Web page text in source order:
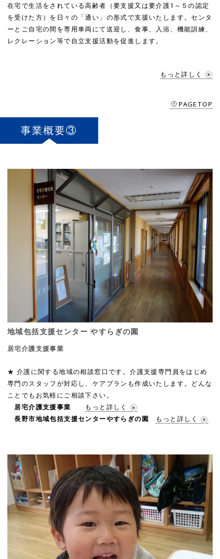
在宅で生活をされている高齢者（要支援又は要介護1～５の認定
を受けた方）を日々の「通い」の形式で支援いたします。センタ
ーとご自宅の間を専用車両にて送迎し、食事、入浴、機能訓練、
レクレーション等で自立支援活動を促進します。
もっと詳しく
PAGETOP
事業概要③
地域包括支援センター やすらぎの園
居宅介護支援事業
★ 介護に関する地域の相談窓口です。介護支援専門員をはじめ
専門のスタッフが対応し、ケアプランも作成いたします。どんな
ことでもお気軽にご相談下さい。
居宅介護支援事業
もっと詳しく
長野市地域包括支援センターやすらぎの園
もっと詳しく